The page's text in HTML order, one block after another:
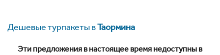
Дешевые турпакеты вТаормина
Эти предложения в настоящее время недоступны в